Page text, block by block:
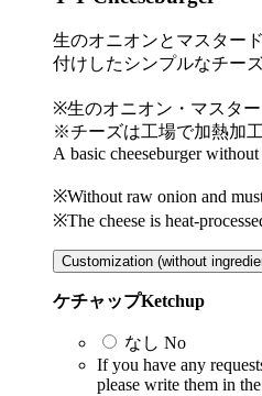
生のオニオンとマスター
付けしたシンプルなチー
※生のオニオン・マスター
※チーズは工場で加熱加工
A basic cheeseburger
※Without raw onion and
※The cheese is heat-
Customization (without
ケチャップKetchup
なし No
If you have any
please write them in